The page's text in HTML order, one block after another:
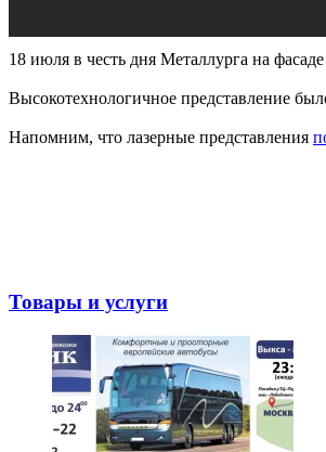
18 июля в честь дня Металлурга на
Высокотехнологичное представление
Напомним, что лазерные представления
Товары и услуги